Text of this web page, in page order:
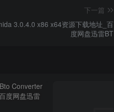
下一篇
3.0.4.0 x86 x64资源下载地址_百
度网盘迅雷BT